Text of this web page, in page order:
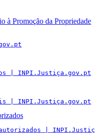
à Promoção da Propriedade
| INPI.Justiça.gov.pt
| INPI.Justiça.gov.pt
autorizados |